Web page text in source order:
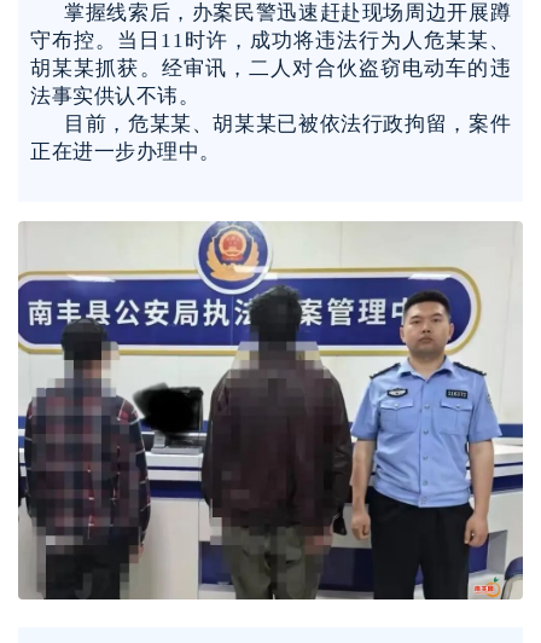
掌握线索后，办案民警迅速赶赴现场周边开展蹲
守布控。当日11时许，成功将违法行为人危某某、
胡某某抓获。经审讯，二人对合伙盗窃电动车的违
法事实供认不讳。
目前，危某某、胡某某已被依法行政拘留，案件
正在进一步办理中。